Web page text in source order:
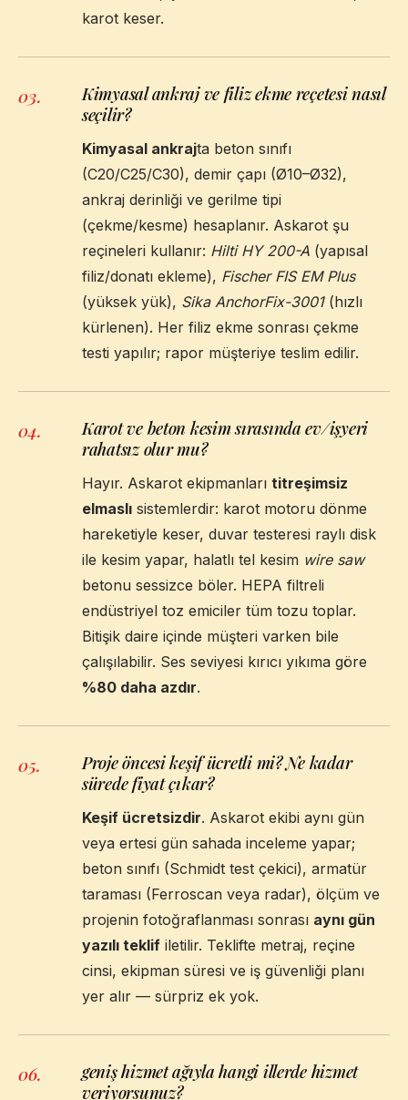
karot keser.
03.
Kimyasal ankraj ve filiz ekme reçetesi nasıl
seçilir?
Kimyasal ankrajta beton sınıfı
(C20/C25/C30), demir çapı (Ø10–Ø32),
ankraj derinliği ve gerilme tipi
(çekme/kesme) hesaplanır. Askarot şu
reçineleri kullanır: Hilti HY 200-A (yapısal
filiz/donatı ekleme), Fischer FIS EM Plus
(yüksek yük), Sika AnchorFix-3001(hızlı
kürlenen). Her filiz ekme sonrası çekme
testi yapılır; rapor müşteriye teslim edilir.
04.
Karot ve beton kesim sırasında ev/işyeri
rahatsız olur mu?
Hayır. Askarot ekipmanları titreşimsiz
elmaslı sistemlerdir: karot motoru dönme
hareketiyle keser, duvar testeresi raylı disk
ile kesim yapar, halatlı tel kesim wire saw
betonu sessizce böler. HEPA filtreli
endüstriyel toz emiciler tüm tozu toplar.
Bitişik daire içinde müşteri varken bile
çalışılabilir. Ses seviyesi kırıcı yıkıma göre
%80 daha azdır.
05.
Proje öncesi keşif ücretli mi? Ne kadar
sürede fiyat çıkar?
Keşif ücretsizdir. Askarot ekibi aynı gün
veya ertesi gün sahada inceleme yapar;
beton sınıfı (Schmidt test çekici), armatür
taraması (Ferroscan veya radar), ölçüm ve
projenin fotoğraflanması sonrası aynı gün
yazılı teklif iletilir. Teklifte metraj, reçine
cinsi, ekipman süresi ve iş güvenliği planı
yer alır — sürpriz ek yok.
06.
geniş hizmet ağıyla hangi illerde hizmet
veriyorsunuz?